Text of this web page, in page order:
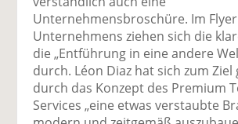
Unternehmensbroschüre. Im
Unternehmens ziehen sich die
die „Entführung in eine andere
durch. Léon Diaz hat sich zum Ziel
durch das Konzept des Premium
Services „eine etwas verstaubte